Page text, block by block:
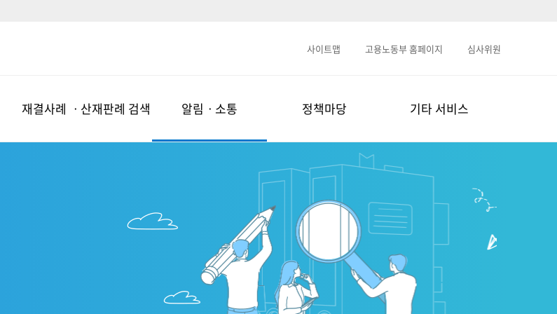
사이트맵 고용노동부 홈페이지 심사위원
재결사례 ㆍ산재판례 검색 알림ㆍ소통 정책마당 기타 서비스